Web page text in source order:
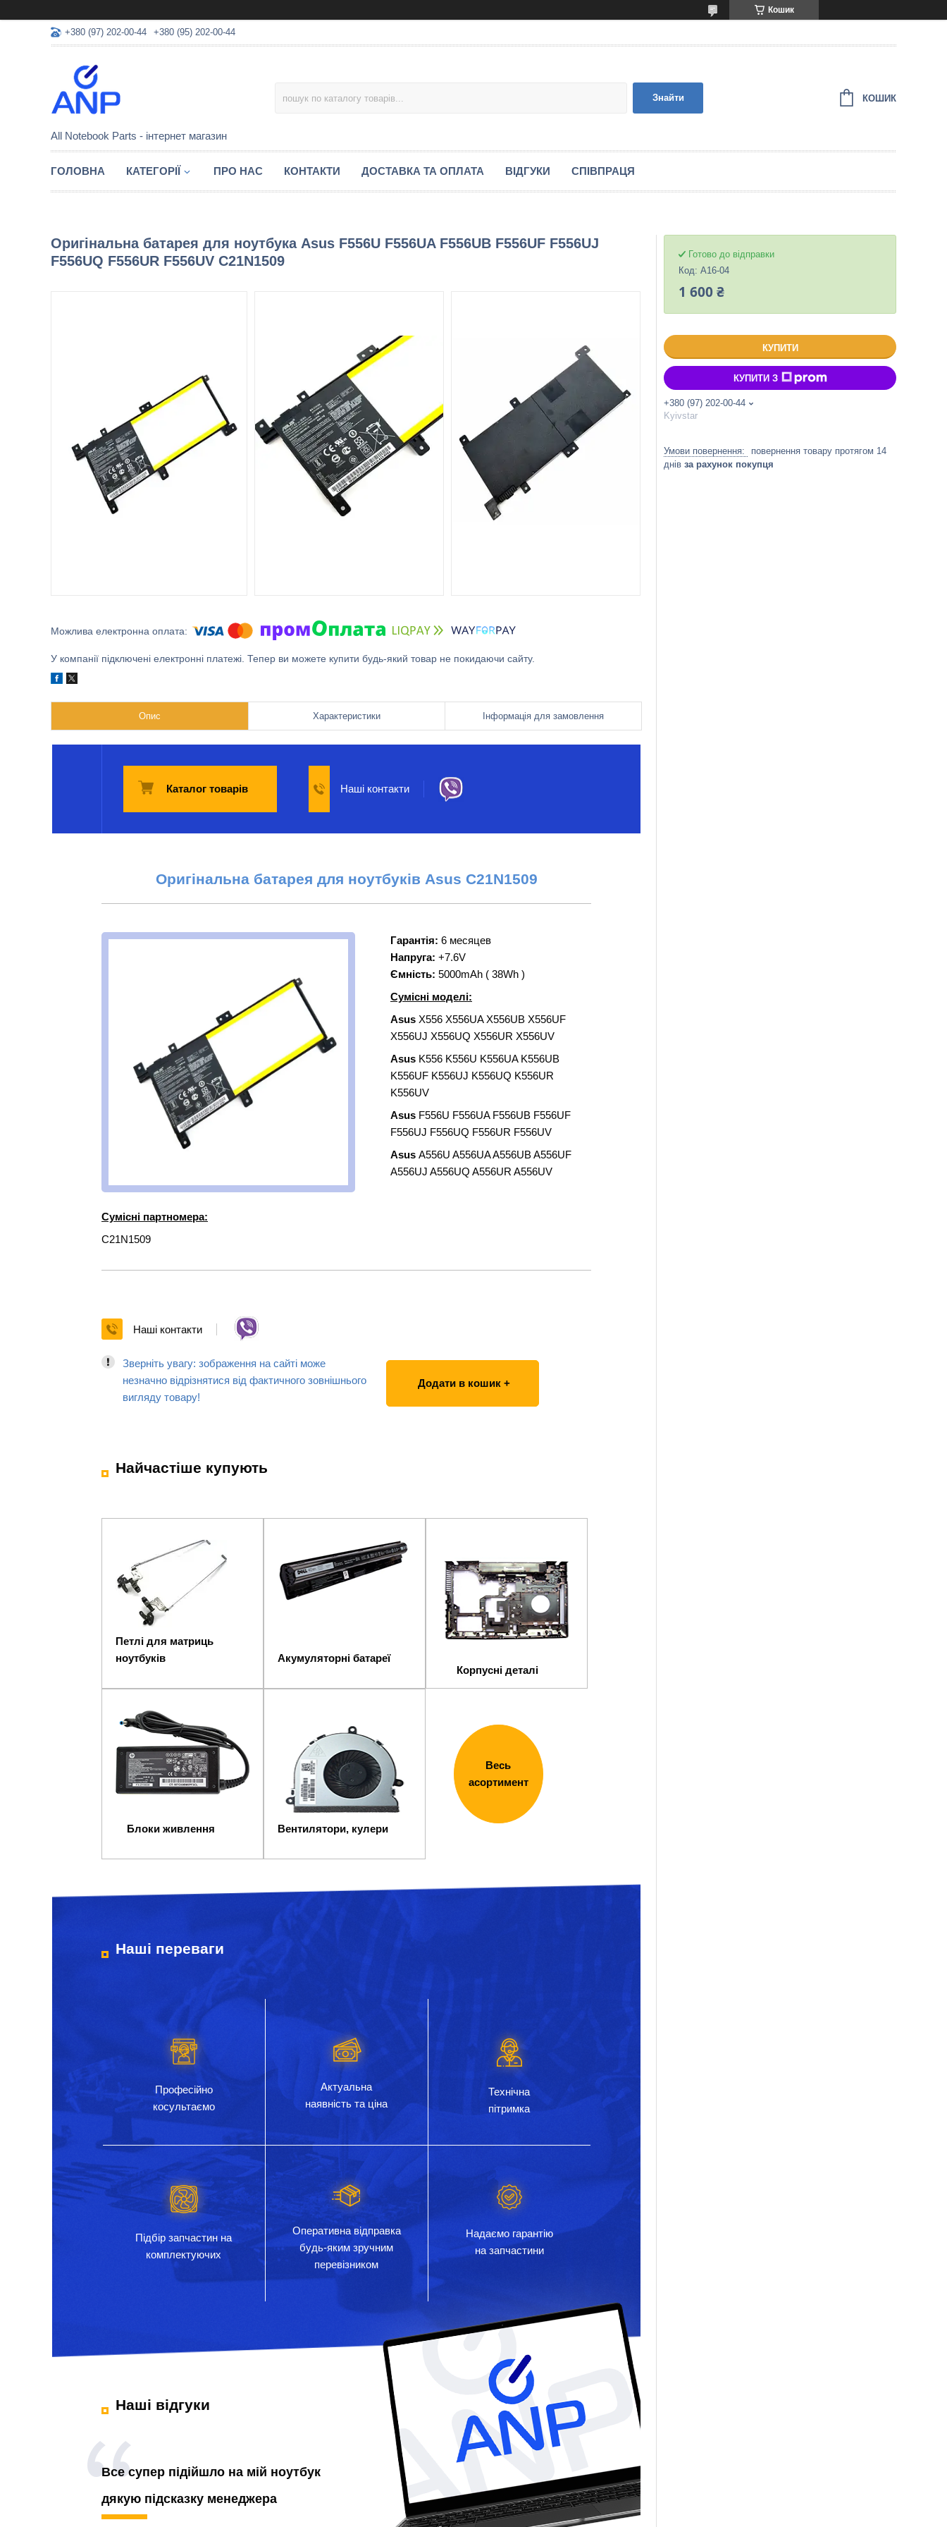
Кошик
+380 (97) 202-00-44 +380 (95) 202-00-44
All Notebook Parts - інтернет магазин
Знайти КОШИК
ГОЛОВНА КАТЕГОРІЇ ПРО НАС КОНТАКТИ ДОСТАВКА ТА ОПЛАТА ВІДГУКИ СПІВПРАЦЯ
Оригінальна батарея для ноутбука Asus F556U F556UA F556UB F556UF F556UJ
F556UQ F556UR F556UV C21N1509
У компанії підключені електронні платежі. Тепер ви можете купити будь-який товар не покидаючи сайту.
Опис Характеристики Інформація для замовлення
Каталог товарів Наші контакти
Оригінальна батарея для ноутбуків Asus C21N1509
Гарантія: 6 месяцев
Напруга: +7.6V
Ємність: 5000mAh ( 38Wh )
Сумісні моделі:
Asus X556 X556UA X556UB X556UF
X556UJ X556UQ X556UR X556UV
Asus K556 K556U K556UA K556UB
K556UF K556UJ K556UQ K556UR
K556UV
Asus F556U F556UA F556UB F556UF
F556UJ F556UQ F556UR F556UV
Asus A556U A556UA A556UB A556UF
A556UJ A556UQ A556UR A556UV
Сумісні партномера:
C21N1509
Наші контакти
Зверніть увагу: зображення на сайті може
незначно відрізнятися від фактичного зовнішнього
вигляду товару!
Додати в кошик +
Найчастіше купують
Петлі для матриць
ноутбуків
Акумуляторні батареї
Корпусні деталі
Блоки живлення Вентилятори, кулери
Весь
асортимент
Наші переваги
Професійно
косультаємо
Актуальна
наявність та ціна
Технічна
пітримка
Підбір запчастин на
комплектуючих
Оперативна відправка
будь-яким зручним
перевізником
Надаємо гарантію
на запчастини
Наші відгуки
Все супер підійшло на мій ноутбук
дякую підсказку менеджера
Готово до відправки
Код: A16-04
1 600 ₴
КУПИТИ
КУПИТИ З
+380 (97) 202-00-44
Kyivstar
повернення товару протягом 14
днів за рахунок покупця